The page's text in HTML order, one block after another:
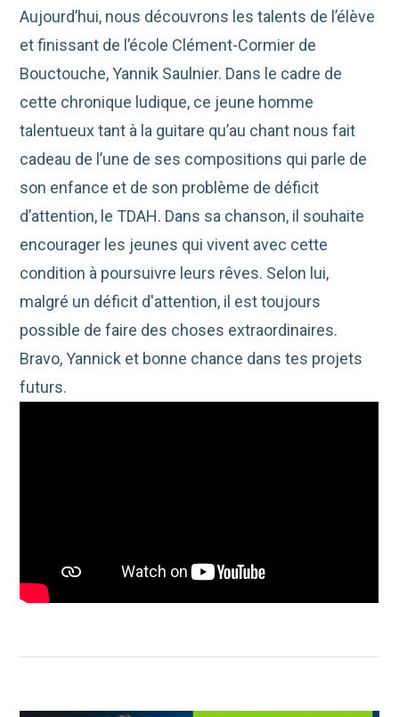
Aujourd’hui, nous découvrons les talents de l’élève
et finissant de l’école Clément-Cormier de
Bouctouche, Yannik Saulnier. Dans le cadre de
cette chronique ludique, ce jeune homme
talentueux tant à la guitare qu’au chant nous fait
cadeau de l’une de ses compositions qui parle de
son enfance et de son problème de déficit
d’attention, le TDAH. Dans sa chanson, il souhaite
encourager les jeunes qui vivent avec cette
condition à poursuivre leurs rêves. Selon lui,
malgré un déficit d'attention, il est toujours
possible de faire des choses extraordinaires.
Bravo, Yannick et bonne chance dans tes projets
futurs.